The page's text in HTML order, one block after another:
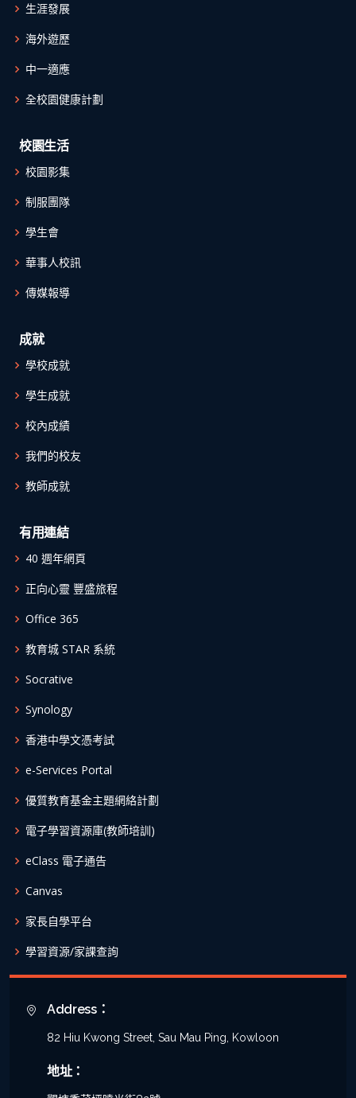
生涯發展
海外遊歷
中一適應
全校園健康計劃
校園生活
校園影集
制服團隊
學生會
華事人校訊
傳媒報導
成就
學校成就
學生成就
校內成績
我們的校友
教師成就
有用連結
40 週年網頁
正向心靈 豐盛旅程
Office 365
教育城 STAR 系統
Socrative
Synology
香港中學文憑考試
e-Services Portal
優質教育基金主題網絡計劃
電子學習資源庫(教師培訓)
eClass 電子通告
Canvas
家長自學平台
學習資源/家課查詢
Address：
82 Hiu Kwong Street, Sau Mau Ping, Kowloon
地址：